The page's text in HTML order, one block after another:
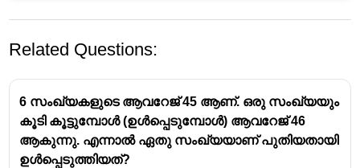
Related Questions:
6 സംഖ്യകളുടെ ആവറേജ് 45 ആണ്. ഒരു സംഖ്യയും
കൂടി കൂട്ടുമ്പോൾ (ഉൾപ്പെടുമ്പോൾ) ആവറേജ് 46
ആകുന്നു. എന്നാൽ ഏതു സംഖ്യയാണ് പുതിയതായി
ഉൾപ്പെടുത്തിയത്?